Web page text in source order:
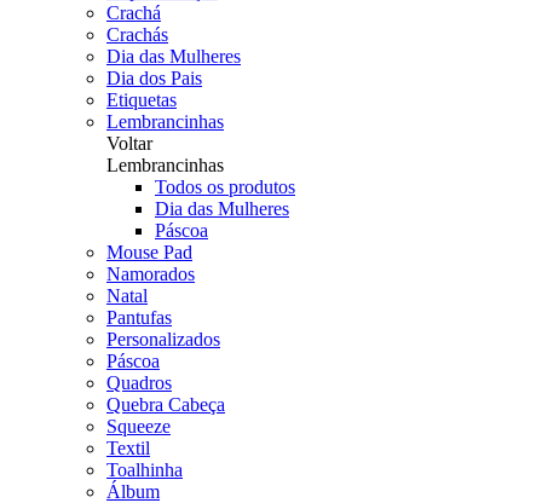
Crachá
Crachás
Dia das Mulheres
Dia dos Pais
Etiquetas
Lembrancinhas
Voltar
Lembrancinhas
Todos os produtos
Dia das Mulheres
Páscoa
Mouse Pad
Namorados
Natal
Pantufas
Personalizados
Páscoa
Quadros
Quebra Cabeça
Squeeze
Textil
Toalhinha
Álbum